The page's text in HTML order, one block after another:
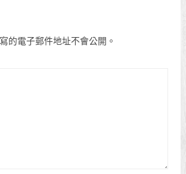
的電子郵件地址不會公開。